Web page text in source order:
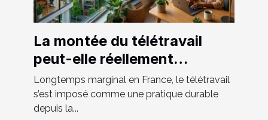
La montée du télétravail
peut-elle réellement
façonner le paysage urbain
de demain ?
Longtemps marginal en France, le télétravail
s’est imposé comme une pratique durable
depuis la...